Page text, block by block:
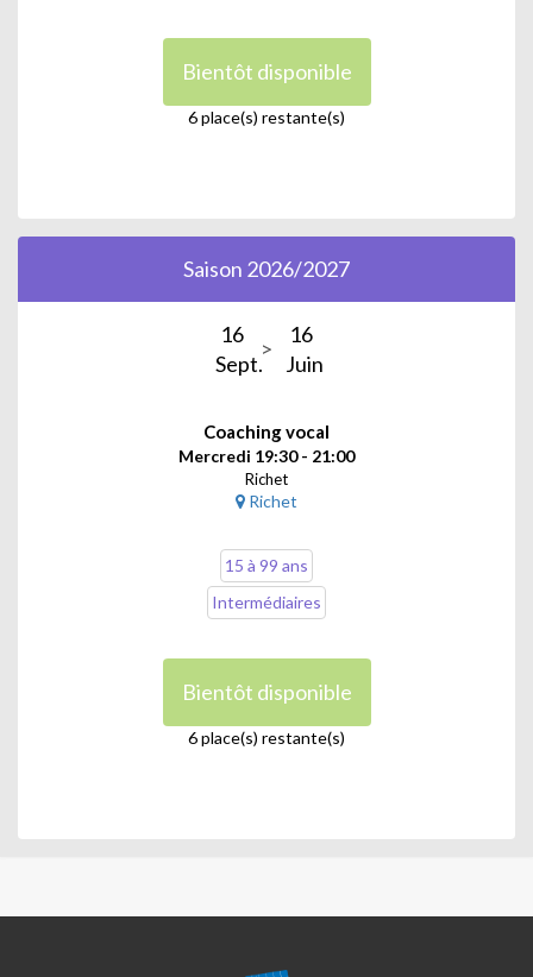
Bientôt disponible
6 place(s) restante(s)
Saison 2026/2027
16
Sept.
16
Juin
Coaching vocal
Mercredi 19:30 - 21:00
Richet
Richet
15 à 99 ans
Intermédiaires
Bientôt disponible
6 place(s) restante(s)